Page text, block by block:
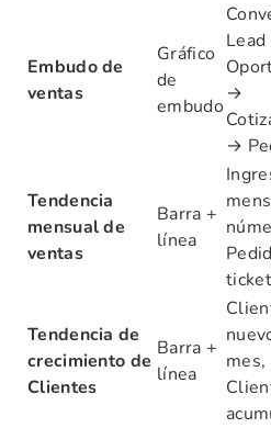
Embudo de
ventas
Gráfico
de
embudo
→
→
Tendencia
mensual de
ventas
Barra +
línea
Tendencia de
crecimiento de
Clientes
Barra +
línea
mes,